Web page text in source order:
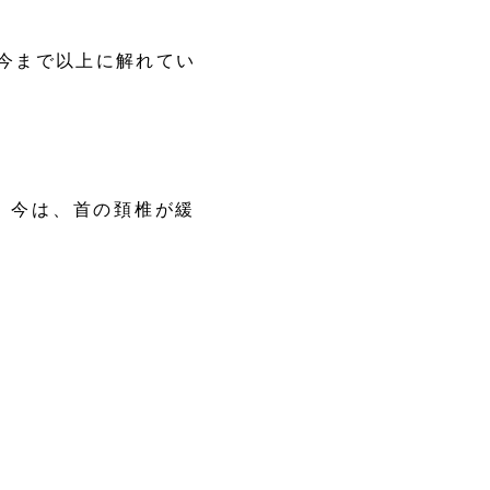
まで以上に解れてい
は、首の頚椎が緩